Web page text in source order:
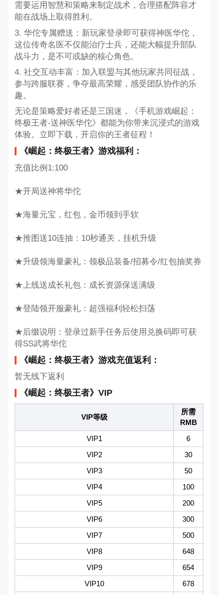
需要运用智慧和策略来制定战术，合理搭配阵容才
能在战场上取得胜利。
3. 华佗专属赠送：新玩家登录即可获得神医华佗，
这位传奇名医不仅能治疗士兵，还能大幅提升部队
战斗力，是不可或缺的核心角色。
4. 社交互动丰富：加入联盟与其他玩家共同征战，
参与跨服联赛，争夺最高荣耀，感受团队协作的乐
趣。
无论是策略爱好者还是三国迷，《手机游戏崛起：
终极王者-送神医华佗》都能为你带来沉浸式的游戏
体验。立即下载，开启你的王者征程！
《崛起：终极王者》游戏福利：
充值比例1:100
★开局送神将华佗
★海量元宝，红包，金币领到手软
★推图送10连抽：10秒通关，挂机升级
★升级领海量豪礼：领极品装备/招募令/红包抽奖券
★上线送成长礼包：成长资源保送满级
★登陆领开服豪礼：超强福利轻松扫荡
★后缀说明：登录过新手任务后使用兑换码即可获
得SS武将华佗
《崛起：终极王者》游戏充值返利：
暂无线下返利
《崛起：终极王者》VIP
VIP等级
所需
RMB
VIP1
6
VIP2
30
VIP3
50
VIP4
100
VIP5
200
VIP6
300
VIP7
500
VIP8
648
VIP9
654
VIP10
678